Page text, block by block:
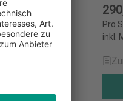
Pro
inkl.